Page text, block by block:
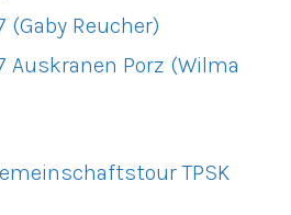
(Gaby Reucher)
Auskranen Porz (Wilma
TPSK